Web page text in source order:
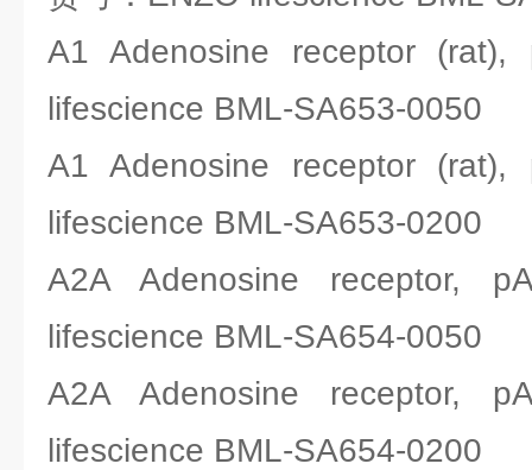
A1 Adenosine receptor
lifescience BML-SA653-0050
A1 Adenosine receptor
lifescience BML-SA653-0200
A2A Adenosine receptor,
lifescience BML-SA654-0050
A2A Adenosine receptor,
lifescience BML-SA654-0200